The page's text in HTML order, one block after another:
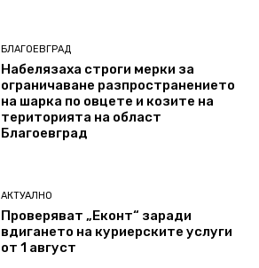
БЛАГОЕВГРАД
Набелязаха строги мерки за
ограничаване разпространението
на шарка по овцете и козите на
територията на област
Благоевград
АКТУАЛНО
Проверяват „Еконт“ заради
вдигането на куриерските услуги
от 1 август